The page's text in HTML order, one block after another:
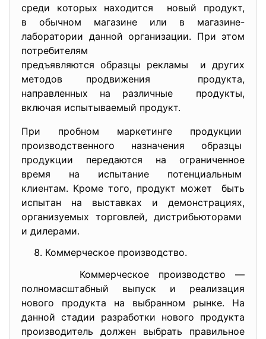
среди которых находится новый продукт,
в обычном магазине или в магазине-
лаборатории данной организации. При этом
потребителям
предъявляются образцы рекламы и других
методов продвижения продукта,
направленных на различные продукты,
включая испытываемый продукт.
При пробном маркетинге продукции
производственного назначения образцы
продукции передаются на ограниченное
время на испытание потенциальным
клиентам. Кроме того, продукт может быть
испытан на выставках и демонстрациях,
организуемых торговлей, дистрибьюторами
и дилерами.
Коммерческое производство.
Коммерческое производство —
полномасштабный выпуск и реализация
нового продукта на выбранном рынке. На
данной стадии разработки нового продукта
производитель должен выбрать правильное